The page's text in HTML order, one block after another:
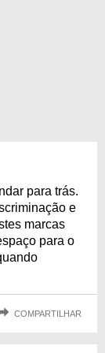
para trás.
e
marcas
para o
COMPARTILHAR